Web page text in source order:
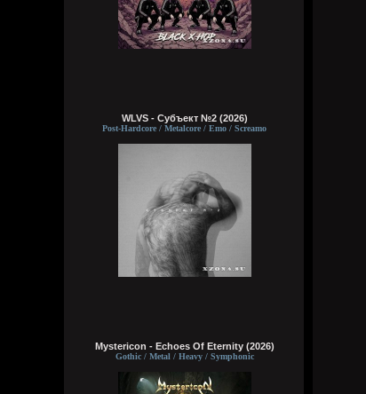
WLVS - Субъект №2 (2026)
Post-Hardcore / Metalcore / Emo / Screamo
Mystericon - Echoes Of Eternity (2026)
Gothic / Metal / Heavy / Symphonic